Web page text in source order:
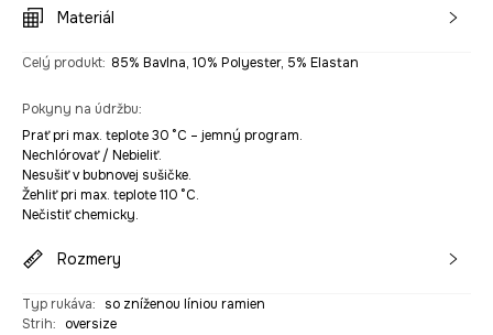
Materiál
Celý produkt: 85% Bavlna, 10% Polyester, 5% Elastan
Pokyny na údržbu:
Prať pri max. teplote 30 °C – jemný program.
Nechlórovať / Nebieliť.
Nesušiť v bubnovej sušičke.
Žehliť pri max. teplote 110 °C.
Nečistiť chemicky.
Rozmery
Typ rukáva:
so zníženou líniou ramien
Strih: oversize